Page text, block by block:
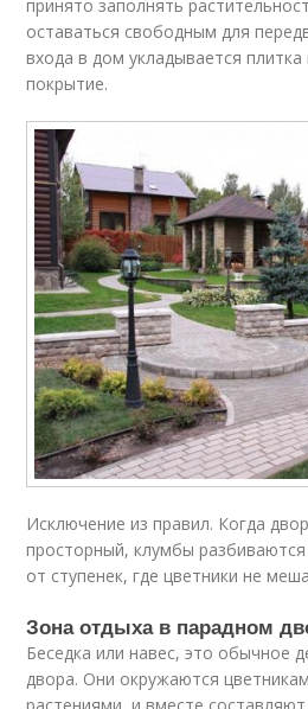
принято заполнять
оставаться свободным для
входа в дом укладывается
покрытие.
Исключение из правил. Когда
просторный, клумбы
от ступенек, где цветники не
Зона отдыха в парадном
Беседка или навес, это обычное
двора. Они окружаются